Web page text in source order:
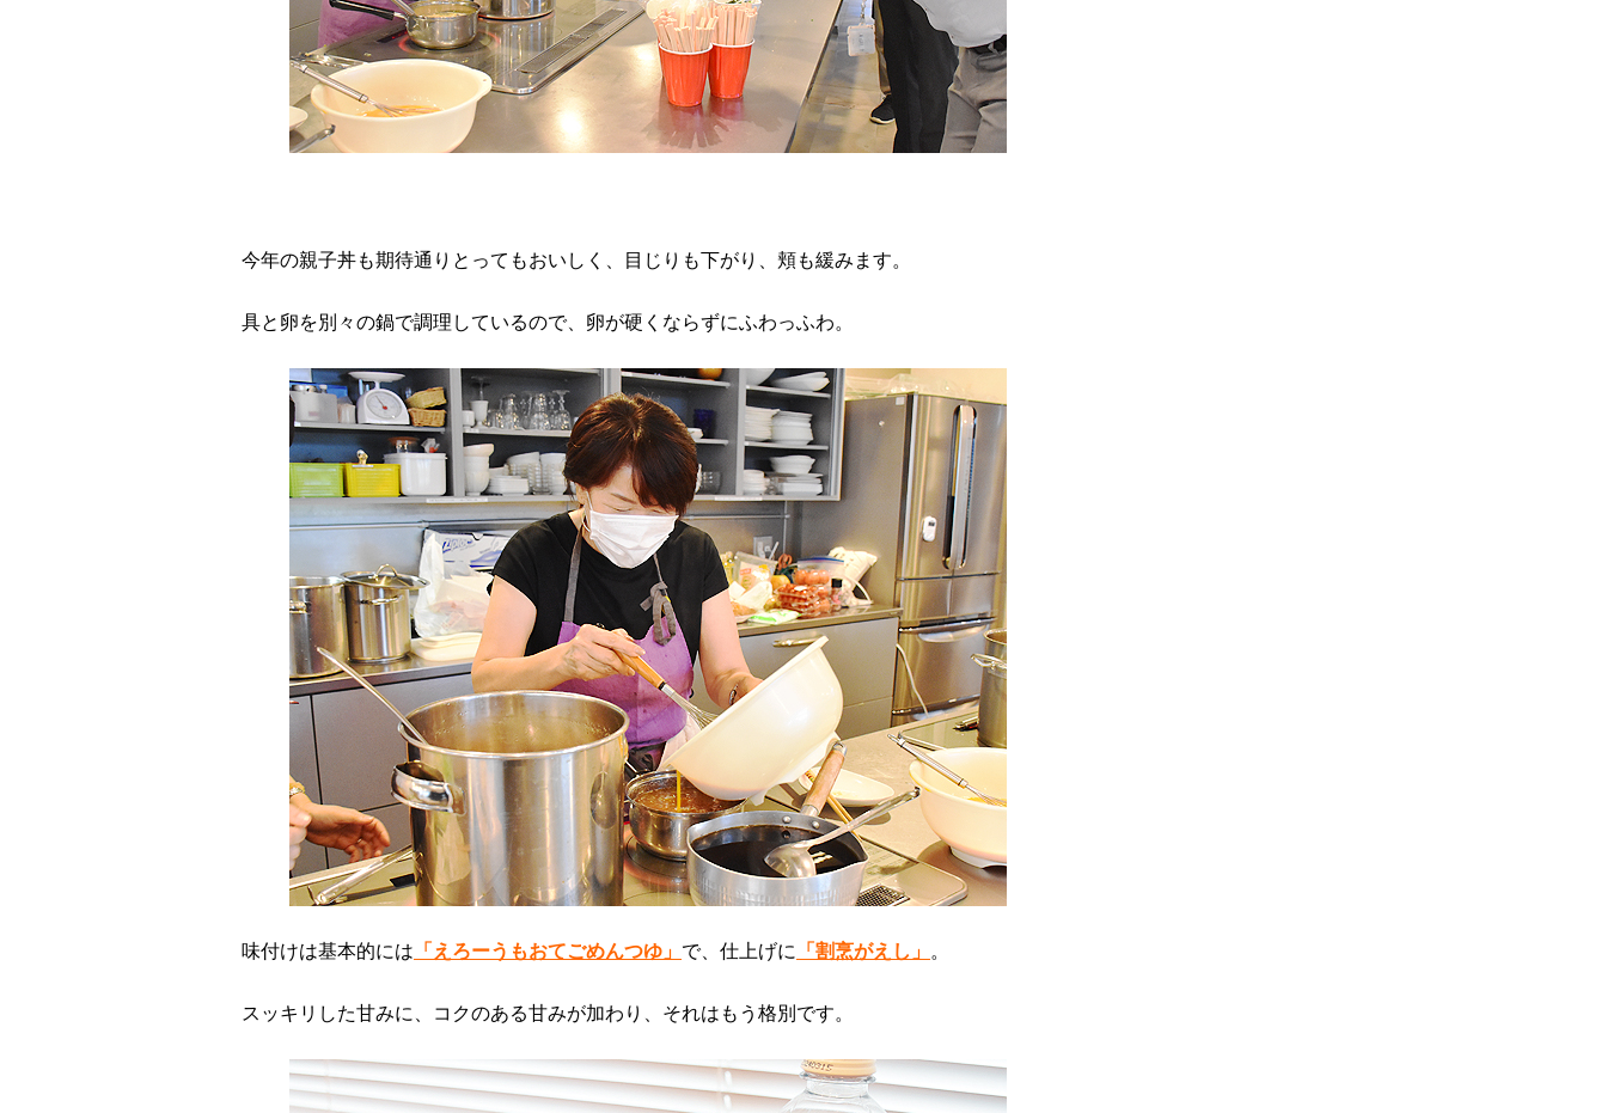
今年の親子丼も期待通りとってもおいしく、目じりも下がり、頬も緩みます。
具と卵を別々の鍋で調理しているので、卵が硬くならずにふわっふわ。
味付けは基本的には 「えろーうもおてごめんつゆ」 で、仕上げに 「割烹がえし」 。
スッキリした甘みに、コクのある甘みが加わり、それはもう格別です。